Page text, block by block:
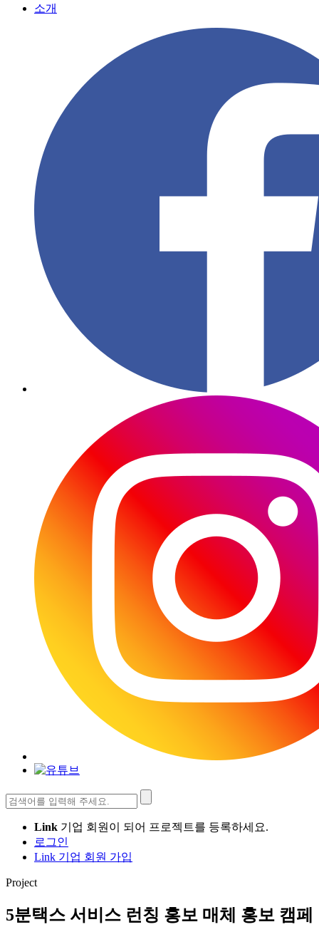
소개
검
색:
Link 기업 회원이 되어 프로젝트를 등록하세요.
로그인
Link 기업 회원 가입
Project
5분택스 서비스 런칭 홍보 매체 홍보 캠페